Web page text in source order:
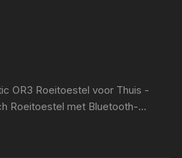
neuspad voor Surgery,
OR3 Roeitoestel voor Thuis -
Roeitoestel met Bluetooth-
Weerstandsniveaus - Compact -